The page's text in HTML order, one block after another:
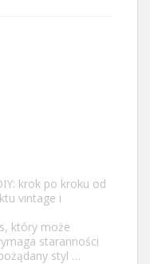
krok po kroku od
vintage i
który może
staranności
styl …